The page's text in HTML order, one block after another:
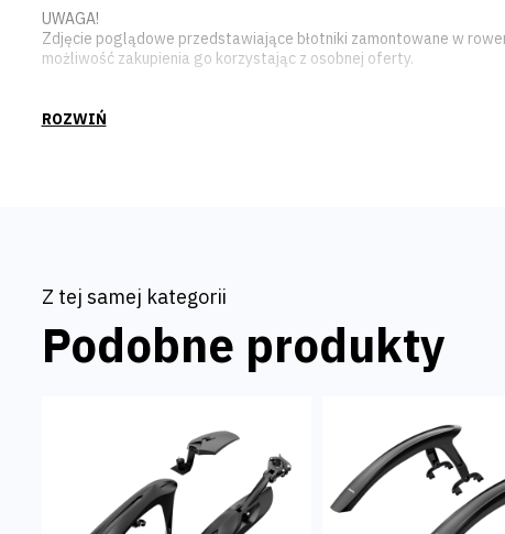
UWAGA!
Zdjęcie poglądowe przedstawiające błotniki zamontowane w
możliwość zakupienia go korzystając z osobnej oferty.
Z tej samej kategorii
Podobne produkty